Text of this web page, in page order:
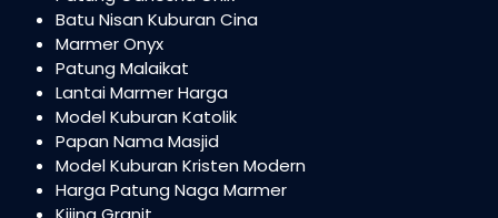
Batu Nisan Kuburan Cina
Marmer Onyx
Patung Malaikat
Lantai Marmer Harga
Model Kuburan Katolik
Papan Nama Masjid
Model Kuburan Kristen Modern
Harga Patung Naga Marmer